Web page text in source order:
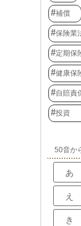
補償
保険業
定期保
健康保
自賠責
投資
50音か
あ
え
き